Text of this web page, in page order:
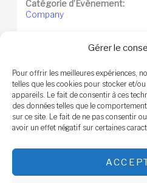
Gérer le
Pour offrir les meilleures expériences,
telles que les cookies pour stocker et/
appareils. Le fait de consentir à ces
des données telles que le
sur ce site. Le fait de ne pas consentir
avoir un effet négatif sur certaines
Catégorie d’Évènement:
Company